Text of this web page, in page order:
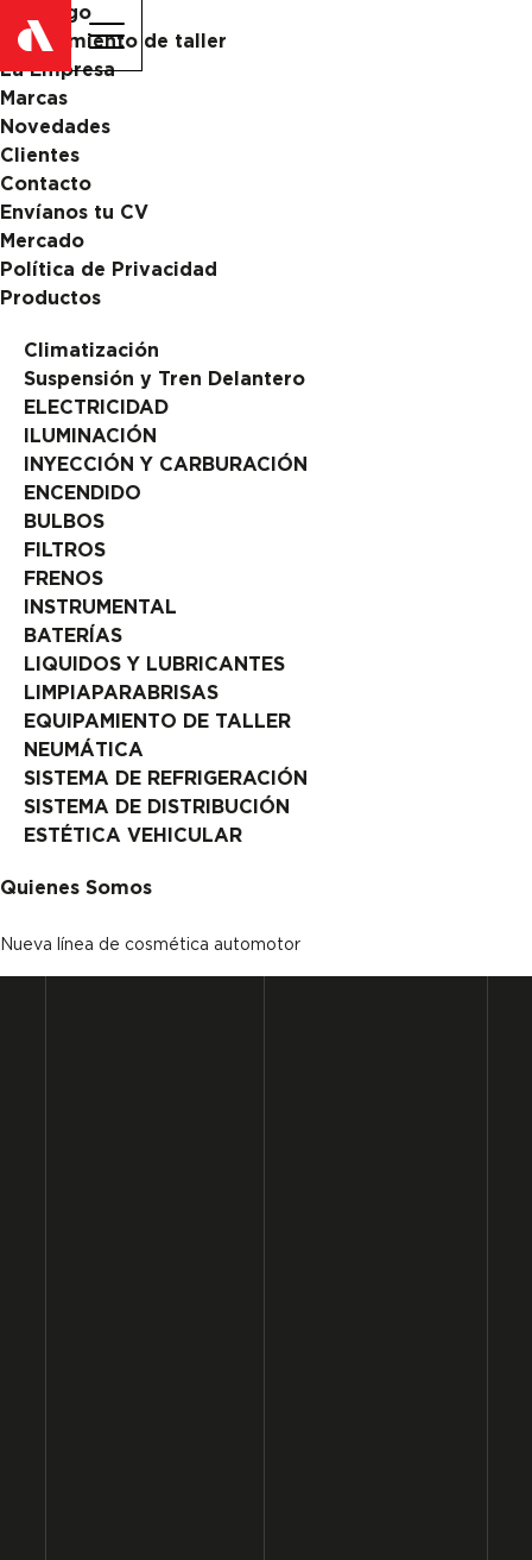
Catalogo
Equipamiento de taller
La Empresa
Marcas
Novedades
Clientes
Contacto
Envíanos tu CV
Mercado
Política de Privacidad
Productos
Climatización
Suspensión y Tren Delantero
ELECTRICIDAD
ILUMINACIÓN
INYECCIÓN Y CARBURACIÓN
ENCENDIDO
BULBOS
FILTROS
FRENOS
INSTRUMENTAL
BATERÍAS
LIQUIDOS Y LUBRICANTES
LIMPIAPARABRISAS
EQUIPAMIENTO DE TALLER
NEUMÁTICA
SISTEMA DE REFRIGERACIÓN
SISTEMA DE DISTRIBUCIÓN
ESTÉTICA VEHICULAR
Quienes Somos
Nueva línea de cosmética automotor